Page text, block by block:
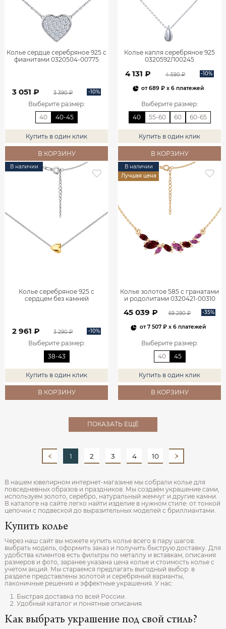
Колье сердце серебряное 925 с
фианитами 0320504-00775
3 051 ₽ 3 390 ₽ -10%
Выберите размер:
40
40-45
Купить в один клик
В КОРЗИНУ
Колье капля серебряное 925
0320592Л00245
4 131 ₽ 4 590 ₽ -10%
от689 ₽ x 6 платежей
Выберите размер:
40
55-60 60 60-65
Купить в один клик
В КОРЗИНУ
В наличии
Колье серебряное 925 с
сердцем без камней
2 961 ₽ 3 290 ₽ -10%
Выберите размер:
38-43
Купить в один клик
В КОРЗИНУ
В наличии
Лучшая цена
Колье золотое 585 с гранатами
и родолитами 0320421-00310
45 039 ₽ 69 290 ₽ -35%
от7 507 ₽x 6 платежей
Выберите размер:
40
45
Купить в один клик
В КОРЗИНУ
ПОКАЗАТЬ ЕЩЁ
1 2 3 4 10
В нашем ювелирном интернет‑магазине мы собрали колье для
повседневных образов и праздников. Мы создаём украшение сами,
используем золото, серебро, натуральный жемчуг и другие камни.
В каталоге на сайте легко найти изделие в нужном стиле: от тонкой
цепочки с подвеской до выразительных моделей с бриллиантами.
Купить колье
Через наш сайт вы можете купить колье всего в пару шагов:
выбрать модель, оформить заказ и получить быструю доставку. Для
удобства клиентов есть фильтры по металлу и вставкам, описания
размеров и фото, заранее указана цена колье и стоимость колье с
учетом акций. Мы стараемся предлагать выгодный выбор: в
разделе представлены золотой и серебряный варианты,
лаконичные решения и эффектные украшения. У нас:
Быстрая доставка по всей России.
Удобный каталог и понятные описания.
Как выбрать украшение под свой стиль?